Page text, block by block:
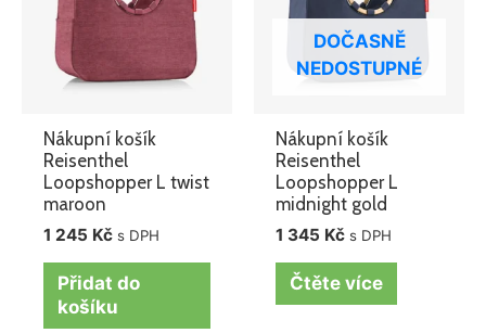
Nákupní košík
Reisenthel
Loopshopper L twist
maroon
1 245 Kč s DPH
Přidat do
košíku
DOČASNĚ
NEDOSTUPNÉ
Nákupní košík
Reisenthel
Loopshopper L
midnight gold
1 345 Kč s DPH
Čtěte více